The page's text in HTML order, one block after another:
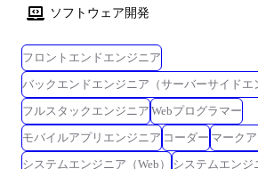
ソフトウェア開発
フロントエンドエンジニア
バックエンドエンジニア（サーバーサイドエ
フルスタックエンジニア Webプログラマー
モバイルアプリエンジニア コーダー マーク
システムエンジニア（Web）
システムエンジ